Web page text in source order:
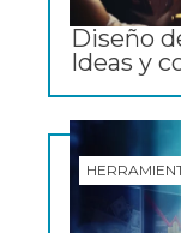
Diseño
Ideas y